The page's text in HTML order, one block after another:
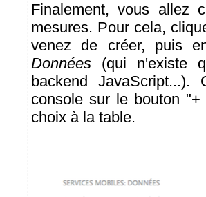
Finalement, vous allez
mesures. Pour cela,
venez de créer, puis
Données (qui n'existe
backend
console sur le bouton
choix à la table.